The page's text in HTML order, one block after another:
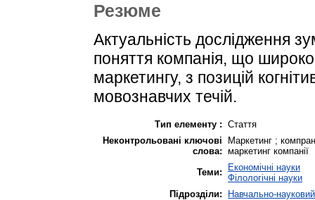
Резюме
Актуальність дослідження
поняття компанія, що широко
маркетингу, з позицій
мовознавчих течій.
Тип елементу : Стаття
Неконтрольовані ключові
слова:
Маркетинг ;
маркетинг компанії
Теми:
Економічні науки
Філологічні науки
Підрозділи:
Навчально-